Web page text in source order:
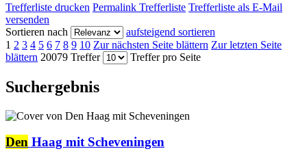
Trefferliste drucken Permalink Trefferliste Trefferliste als E-Mail
versenden
Sortieren nach
aufsteigend sortieren
1 2 3 4 5 6 7 8 9 10 Zur nächsten Seite blättern Zur letzten Seite
blättern 20079 Treffer Treffer pro Seite
Suchergebnis
Den Haag mit Scheveningen